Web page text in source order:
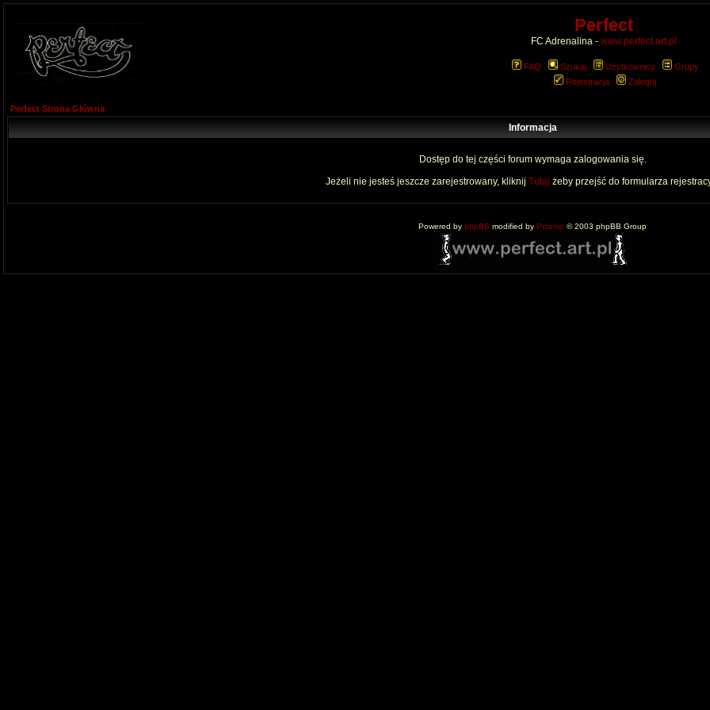
Perfect
FC Adrenalina - www.perfect.art.pl
FAQ Szukaj Użytkownicy
Grupy
Rejestracja
Zaloguj
Perfect Strona Główna
Informacja
Dostęp do tej części forum wymaga zalogowania się.
Jeżeli nie jesteś jeszcze zarejestrowany, kliknij Tutaj żeby przejść do formularza
Powered by phpBB modified by Przemo © 2003 phpBB Group